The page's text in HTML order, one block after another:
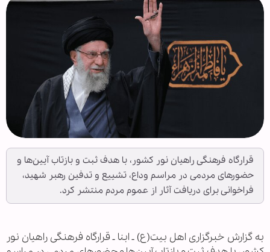
قرارگاه فرهنگی راهیان نور کشور، با هدف ثبت و بازتاب آیین‌ها و
حضورهای مردمی در مراسم وداع، تشییع و تدفین رهبر شهید،
فراخوانی برای دریافت آثار از عموم مردم منتشر کرد.
به گزارش خبرگزاری اهل بیت(ع) ـ ابنا ـ قرارگاه فرهنگی راهیان نور